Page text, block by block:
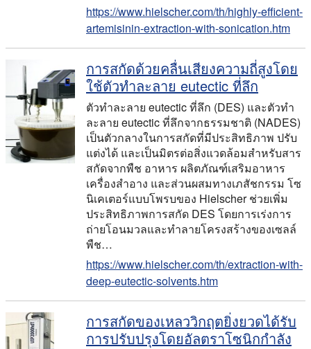
https://www.hielscher.com/th/highly-efficient-
artemisinin-extraction-with-sonication.htm
การสกัดด้วยคลื่นเสียงความถี่สูงโดย
ใช้ตัวทำละลาย eutectic ที่ลึก
ตัวทำละลาย eutectic ที่ลึก (DES) และตัวทำ
ละลาย eutectic ที่ลึกจากธรรมชาติ (NADES)
เป็นตัวกลางในการสกัดที่มีประสิทธิภาพ ปรับ
แต่งได้ และเป็นมิตรต่อสิ่งแวดล้อมสำหรับสาร
สกัดจากพืช อาหาร ผลิตภัณฑ์เสริมอาหาร
เครื่องสำอาง และส่วนผสมทางเภสัชกรรม โซ
นิเคเตอร์แบบโพรบของ Hielscher ช่วยเพิ่ม
ประสิทธิภาพการสกัด DES โดยการเร่งการ
ถ่ายโอนมวลและทำลายโครงสร้างของเซลล์
พืช…
https://www.hielscher.com/th/extraction-with-
deep-eutectic-solvents.htm
การสกัดของเหลววิกฤตยิ่งยวดได้รับ
การปรับปรุงโดยอัลตราโซนิกกําลัง